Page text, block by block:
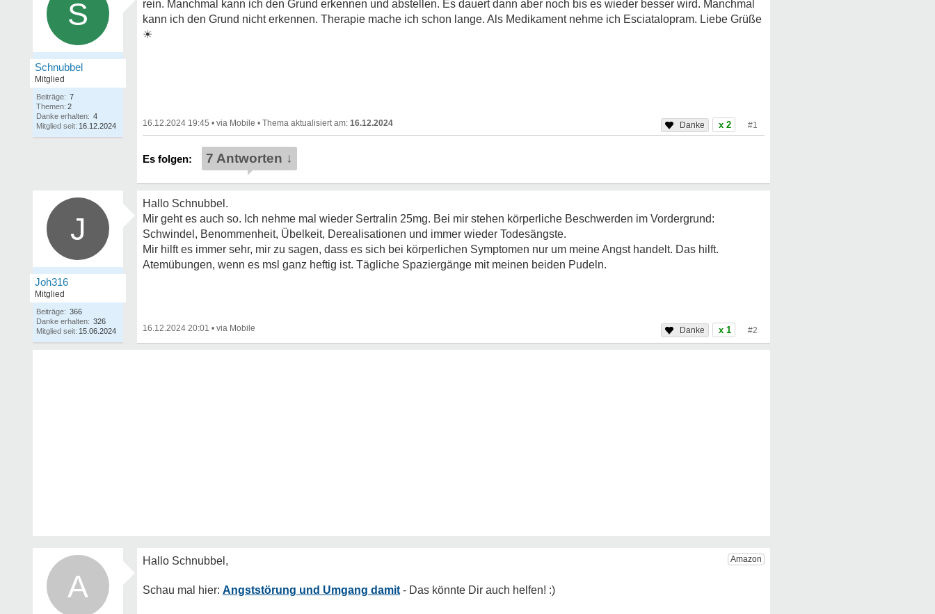
S
Schnubbel
Mitglied
Beiträge: 7
Themen: 2
Danke erhalten: 4
Mitglied seit: 16.12.2024
rein. Manchmal kann ich den Grund erkennen und abstellen. Es dauert dann aber noch bis es wieder besser wird. Manchmal
kann ich den Grund nicht erkennen. Therapie mache ich schon lange. Als Medikament nehme ich Esciatalopram. Liebe Grüße
☀
16.12.2024 19:45 • • 16.12.2024 x 2 #1
7 Antworten ↓
J
Joh316
Mitglied
Beiträge: 366
Danke erhalten: 326
Mitglied seit: 15.06.2024
Hallo Schnubbel.
Mir geht es auch so. Ich nehme mal wieder Sertralin 25mg. Bei mir stehen körperliche Beschwerden im Vordergrund:
Schwindel, Benommenheit, Übelkeit, Derealisationen und immer wieder Todesängste.
Mir hilft es immer sehr, mir zu sagen, dass es sich bei körperlichen Symptomen nur um meine Angst handelt. Das hilft.
Atemübungen, wenn es msl ganz heftig ist. Tägliche Spaziergänge mit meinen beiden Pudeln.
16.12.2024 20:01 • x 1 #2
A Angststörung und Umgang damit